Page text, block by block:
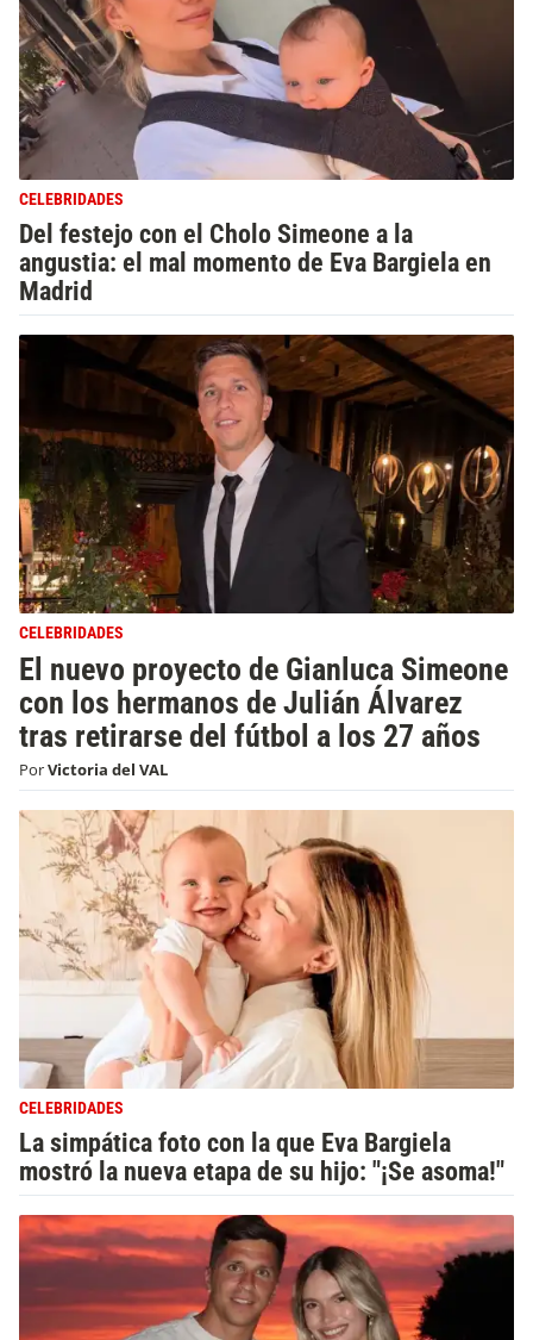
CELEBRIDADES
Del festejo con el Cholo Simeone a la
angustia: el mal momento de Eva Bargiela en
Madrid
CELEBRIDADES
El nuevo proyecto de Gianluca Simeone
con los hermanos de Julián Álvarez
tras retirarse del fútbol a los 27 años
PorVictoria del VAL
CELEBRIDADES
La simpática foto con la que Eva Bargiela
mostró la nueva etapa de su hijo: "¡Se asoma!"